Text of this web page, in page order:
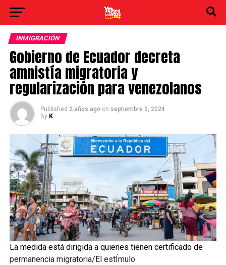
INMIGRACIÓN
Gobierno de Ecuador decreta
amnistía migratoria y
regularización para venezolanos
Published 2 años ago on septiembre 3, 2024
By K
La medida está dirigida a quienes tienen certificado de
permanencia migratoria/El estÍmulo